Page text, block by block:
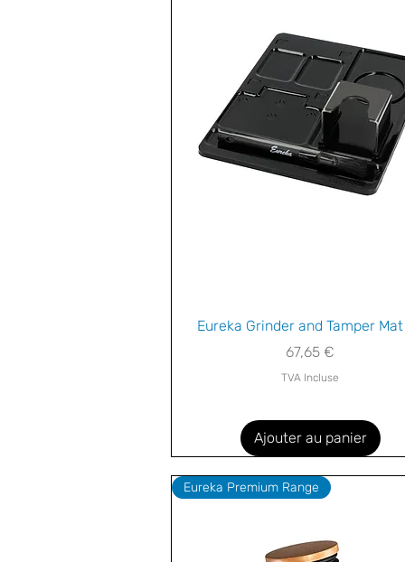
Aperçu rapide
Eureka Grinder and Tamper
Prix
67,65 €
TVA Incluse
Ajouter au panier
Eureka Premium Range